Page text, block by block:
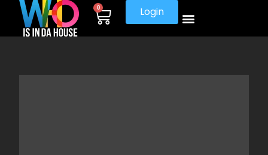
0 Login